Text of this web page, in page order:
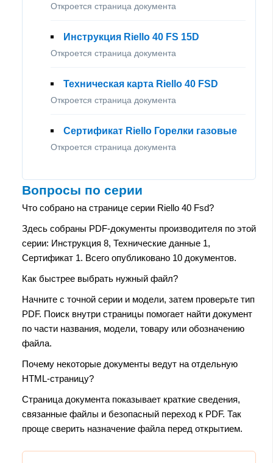
Откроется страница документа
Инструкция Riello 40 FS 15D
Откроется страница документа
Техническая карта Riello 40 FSD
Откроется страница документа
Сертификат Riello Горелки газовые
Откроется страница документа
Вопросы по серии
Что собрано на странице серии Riello 40 Fsd?
Здесь собраны PDF-документы производителя по этой
серии: Инструкция 8, Технические данные 1,
Сертификат 1. Всего опубликовано 10 документов.
Как быстрее выбрать нужный файл?
Начните с точной серии и модели, затем проверьте тип
PDF. Поиск внутри страницы помогает найти документ
по части названия, модели, товару или обозначению
файла.
Почему некоторые документы ведут на отдельную
HTML-страницу?
Страница документа показывает краткие сведения,
связанные файлы и безопасный переход к PDF. Так
проще сверить назначение файла перед открытием.